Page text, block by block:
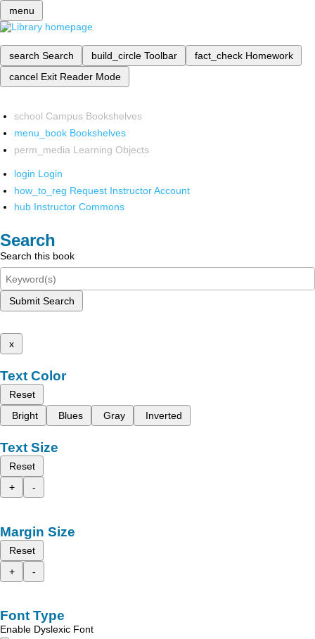
menu
search Search build_circle Toolbar fact_check Homework
cancel Exit Reader Mode
school Campus Bookshelves
menu_book Bookshelves
perm_media Learning Objects
login Login
how_to_reg Request Instructor Account
hub Instructor Commons
Search
Search this book
Submit Search
x
Text Color
Reset
Bright
Blues Gray Inverted
Text Size
Reset
+
-
Margin Size
Reset
+
-
Font Type
Enable Dyslexic Font